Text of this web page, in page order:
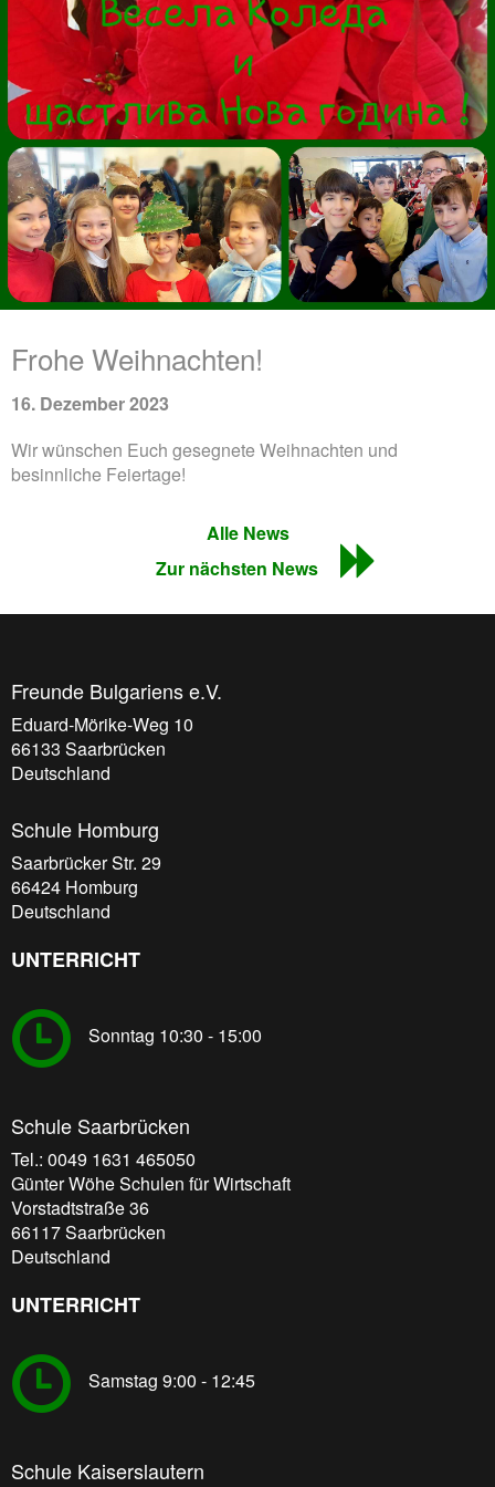
Frohe Weihnachten!
16. Dezember 2023
Wir wünschen Euch gesegnete Weihnachten und
besinnliche Feiertage!
Alle News
Zur nächsten News
Freunde Bulgariens e.V.
Eduard-Mörike-Weg 10
66133 Saarbrücken
Deutschland
Schule Homburg
Saarbrücker Str. 29
66424 Homburg
Deutschland
UNTERRICHT
Sonntag 10:30 - 15:00
Schule Saarbrücken
Tel.: 0049 1631 465050
Günter Wöhe Schulen für Wirtschaft
Vorstadtstraße 36
66117Saarbrücken
Deutschland
UNTERRICHT
Samstag 9:00 - 12:45
Schule Kaiserslautern